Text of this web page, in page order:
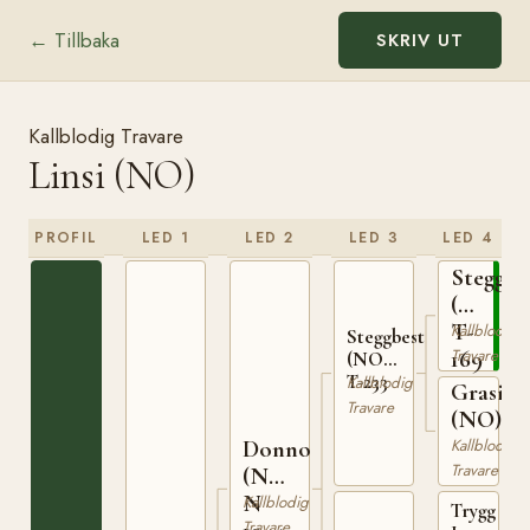
← Tillbaka SKRIV UT
Kallblodig Travare
Linsi (NO)
PROFIL LED 1 LED 2
Donno
(NO)
N
Kallblodig
LED 3
Steggbest
(NO)
T-233
Kallblodig
Travare
LED 4
Stegg
(NO)
T-
169
Kallblodig
Travare
Grasiös
(NO)
Kallblodig
Travare
Trygg